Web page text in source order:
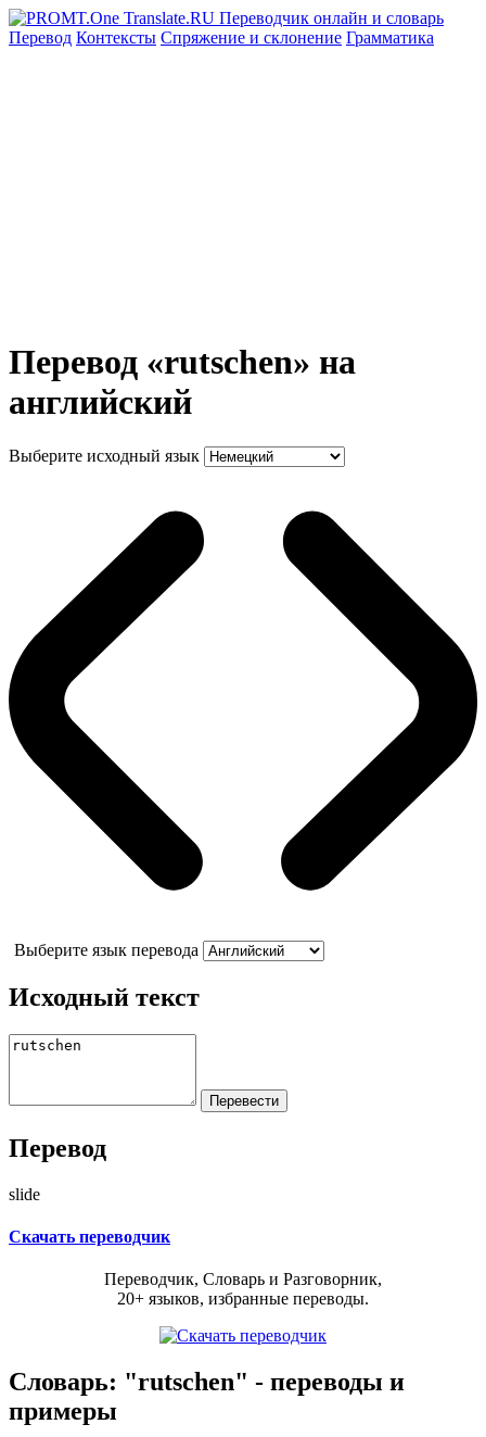
Перевод Контексты Спряжение и склонение Грамматика
Перевод «rutschen» на
английский
Выберите исходный язык
Выберите язык перевода
Исходный текст
Перевод
slide
Скачать переводчик
Переводчик, Словарь и Разговорник,
20+ языков, избранные переводы.
Словарь: "rutschen" - переводы и
примеры